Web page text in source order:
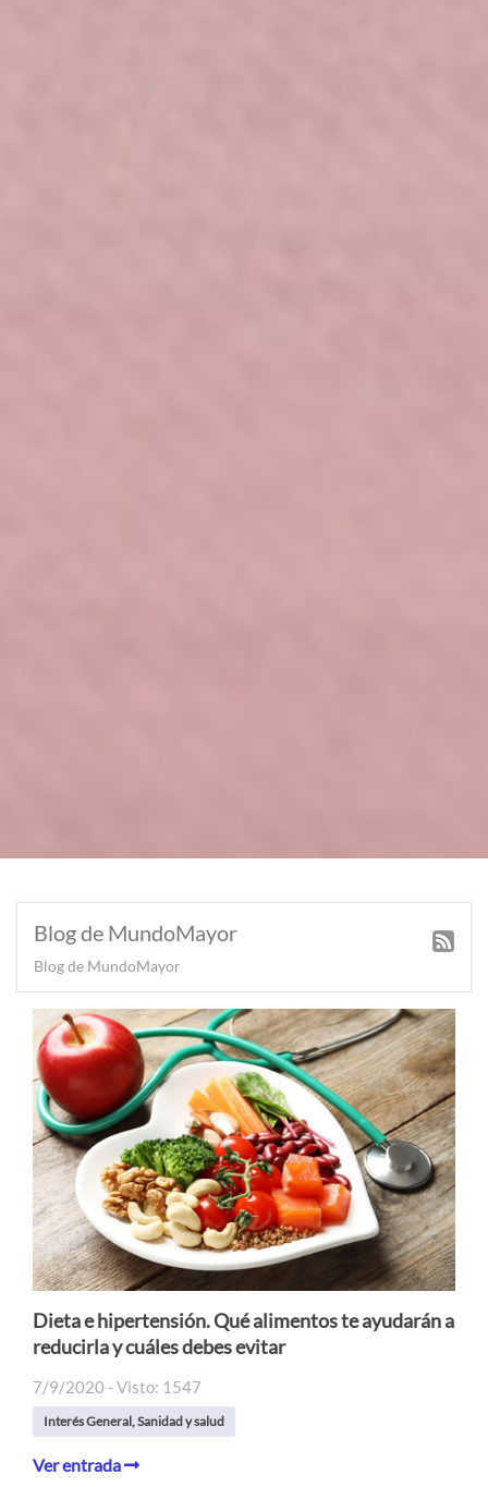
Blog de MundoMayor
Blog de MundoMayor
Dieta e hipertensión. Qué alimentos te ayudarán a
reducirla y cuáles debes evitar
7/9/2020 - Visto: 1547
Interés General,Sanidad y salud
Ver entrada